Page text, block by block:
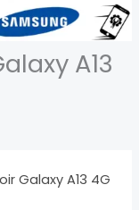
A13
Galaxy A13 4G